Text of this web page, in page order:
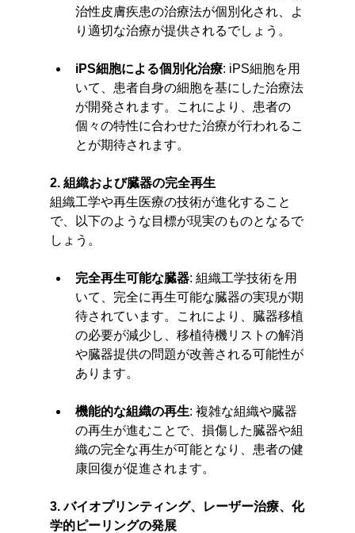
治性皮膚疾患の治療法が個別化され、よ
り適切な治療が提供されるでしょう。
iPS細胞による個別化治療: iPS細胞を用
いて、患者自身の細胞を基にした治療法
が開発されます。これにより、患者の
個々の特性に合わせた治療が行われるこ
とが期待されます。
2. 組織および臓器の完全再生
組織工学や再生医療の技術が進化すること
で、以下のような目標が現実のものとなるで
しょう。
完全再生可能な臓器: 組織工学技術を用
いて、完全に再生可能な臓器の実現が期
待されています。これにより、臓器移植
の必要が減少し、移植待機リストの解消
や臓器提供の問題が改善される可能性が
あります。
機能的な組織の再生: 複雑な組織や臓器
の再生が進むことで、損傷した臓器や組
織の完全な再生が可能となり、患者の健
康回復が促進されます。
3. バイオプリンティング、レーザー治療、化
学的ピーリングの発展